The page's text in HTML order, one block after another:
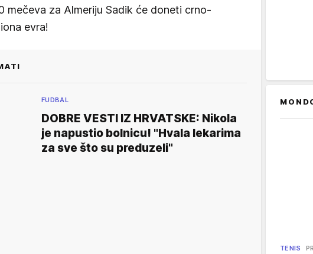
mečeva za Almeriju Sadik će doneti crno-
evra!
FUDBAL
DOBRE VESTI IZ HRVATSKE: Nikola
je napustio bolnicu! "Hvala lekarima
za sve što su preduzeli"
TENIS